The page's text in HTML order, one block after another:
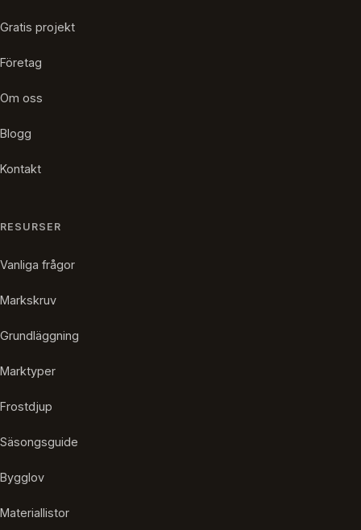
Gratis projekt
Företag
Om oss
Blogg
Kontakt
RESURSER
Vanliga frågor
Markskruv
Grundläggning
Marktyper
Frostdjup
Säsongsguide
Bygglov
Materiallistor